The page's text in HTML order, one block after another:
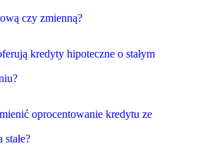
czy zmienną?
kredyty hipoteczne o stałym
oprocentowanie kredytu ze